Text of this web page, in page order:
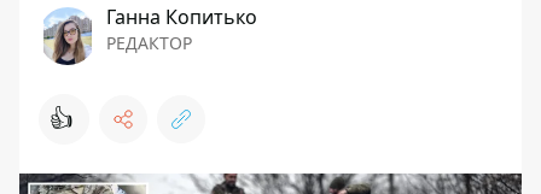
Ганна Копитько
РЕДАКТОР
👍